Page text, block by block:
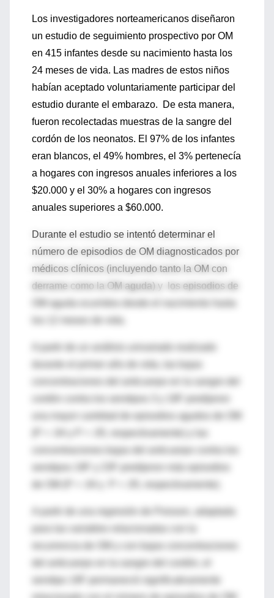
Los investigadores norteamericanos diseñaron
un estudio de seguimiento prospectivo por OM
en 415 infantes desde su nacimiento hasta los
24 meses de vida. Las madres de estos niños
habían aceptado voluntariamente participar del
estudio durante el embarazo. De esta manera,
fueron recolectadas muestras de la sangre del
cordón de los neonatos. El 97% de los infantes
eran blancos, el 49% hombres, el 3% pertenecía
a hogares con ingresos anuales inferiores a los
$20.000 y el 30% a hogares con ingresos
anuales superiores a $60.000.
Durante el estudio se intentó determinar el
número de episodios de OM diagnosticados por
médicos clínicos (incluyendo tanto la OM con
derrame como la OM aguda) y los episodios de
OM aguda ocurridos desde el nacimiento hasta
concentraciones del anticuerpo en la sangre del
una mayor cantidad de episodios agudos de OM
A partir de una regresión de Poisson, adaptada
del anticuerpo en la sangre del cordón, el
serotipo 19F permaneció significativamente